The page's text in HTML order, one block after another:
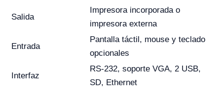
Salida
Impresora incorporada o
impresora externa
Entrada
Pantalla táctil, mouse y teclado
opcionales
Interfaz
RS-232, soporte VGA, 2 USB,
SD, Ethernet